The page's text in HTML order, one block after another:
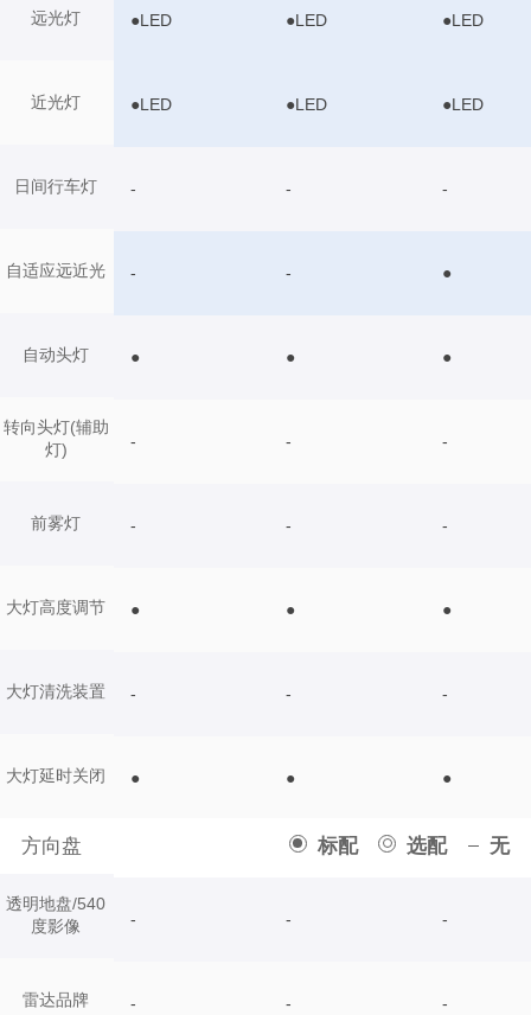
远光灯
近光灯
日间行车灯
自适应远近光
自动头灯
转向头灯(辅助
灯)
前雾灯
大灯高度调节
大灯清洗装置
大灯延时关闭
方向盘 标配 选配 无
透明地盘/540
度影像
雷达品牌
●LED ●LED ●LED
●LED ●LED ●LED
- - -
- - ●
● ● ●
- - -
- - -
● ● ●
- - -
● ● ●
- - -
- - -